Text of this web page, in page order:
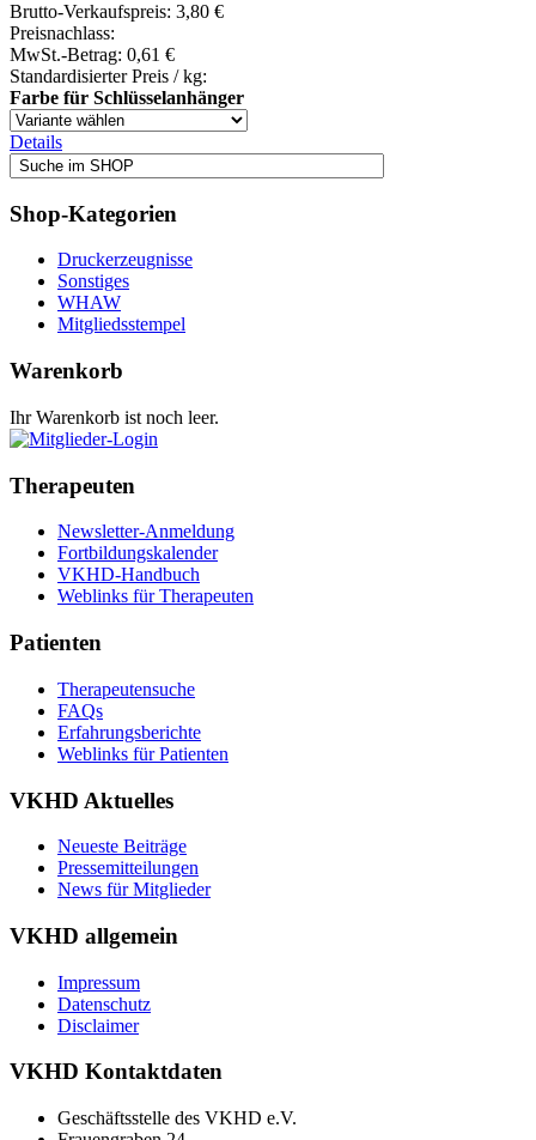
Brutto-Verkaufspreis: 3,80 €
Preisnachlass:
MwSt.-Betrag: 0,61 €
Standardisierter Preis / kg:
Farbe für Schlüsselanhänger
Details
Shop-Kategorien
Druckerzeugnisse
Sonstiges
WHAW
Mitgliedsstempel
Warenkorb
Ihr Warenkorb ist noch leer.
Therapeuten
Newsletter-Anmeldung
Fortbildungskalender
VKHD-Handbuch
Weblinks für Therapeuten
Patienten
Therapeutensuche
FAQs
Erfahrungsberichte
Weblinks für Patienten
VKHD Aktuelles
Neueste Beiträge
Pressemitteilungen
News für Mitglieder
VKHD allgemein
Impressum
Datenschutz
Disclaimer
VKHD Kontaktdaten
Geschäftsstelle des VKHD e.V.